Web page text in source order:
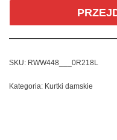
SKU: RWW448___0R218L
Kategoria: Kurtki damskie